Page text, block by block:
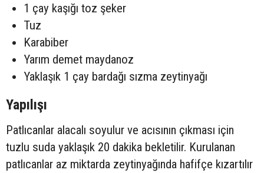
1 çay kaşığı toz şeker
Tuz
Karabiber
Yarım demet maydanoz
Yaklaşık 1 çay bardağı sızma zeytinyağı
Yapılışı
Patlıcanlar alacalı soyulur ve acısının çıkması için
tuzlu suda yaklaşık 20 dakika bekletilir. Kurulanan
patlıcanlar az miktarda zeytinyağında hafifçe kızartılır